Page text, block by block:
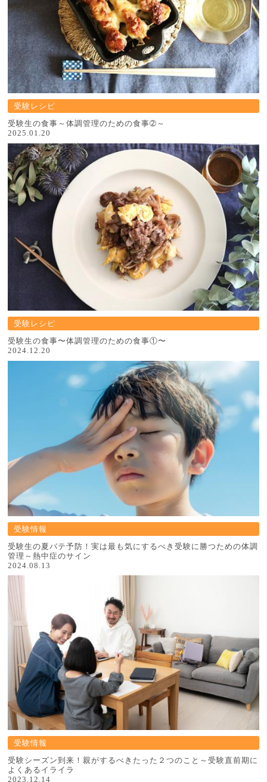
受験レシピ
受験生の食事～体調管理のための食事➁～
2025.01.20
受験レシピ
受験⽣の⾷事〜体調管理のための⾷事①〜
2024.12.20
受験情報
受験生の夏バテ予防！実は最も気にするべき受験に勝つための体調
管理～熱中症のサイン
2024.08.13
受験情報
受験シーズン到来！親がするべきたった２つのこと～受験直前期に
よくあるイライラ
2023.12.14